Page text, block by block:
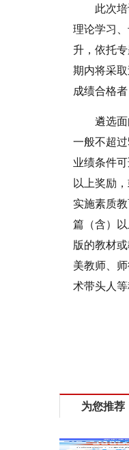
此次
理论学习
升，依托
期内将采
成绩合格
遴选
一般不超
业绩条件
以上奖励
实施素质
篇（含）
版的教材
美教师、
术带头人等
为您推荐